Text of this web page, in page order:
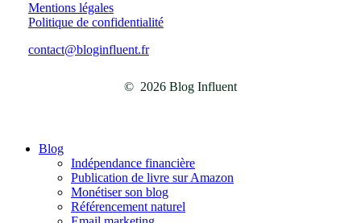
Mentions légales
Politique de confidentialité
contact@bloginfluent.fr
© 2026 Blog Influent
Close
Blog
Indépendance financière
Publication de livre sur Amazon
Monétiser son blog
Référencement naturel